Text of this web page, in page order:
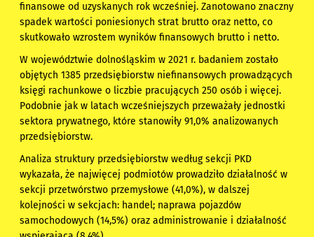
finansowe od uzyskanych rok wcześniej. Zanotowano znaczny
spadek wartości poniesionych strat brutto oraz netto, co
skutkowało wzrostem wyników finansowych brutto i netto.
W województwie dolnośląskim w 2021 r. badaniem zostało
objętych 1385 przedsiębiorstw niefinansowych prowadzących
księgi rachunkowe o liczbie pracujących 250 osób i więcej.
Podobnie jak w latach wcześniejszych przeważały jednostki
sektora prywatnego, które stanowiły 91,0% analizowanych
przedsiębiorstw.
Analiza struktury przedsiębiorstw według sekcji PKD
wykazała, że najwięcej podmiotów prowadziło działalność w
sekcji przetwórstwo przemysłowe (41,0%), w dalszej
kolejności w sekcjach: handel; naprawa pojazdów
samochodowych (14,5%) oraz administrowanie i działalność